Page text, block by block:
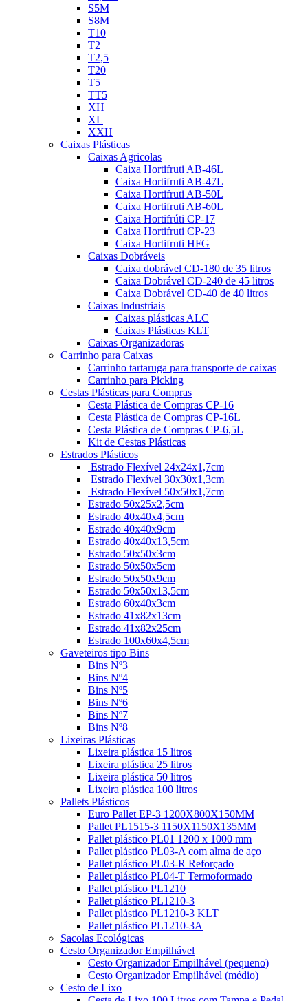
S5M
S8M
T10
T2
T2,5
T20
T5
TT5
XH
XL
XXH
Caixas Plásticas
Caixas Agricolas
Caixa Hortifruti AB-46L
Caixa Hortifruti AB-47L
Caixa Hortifruti AB-50L
Caixa Hortifruti AB-60L
Caixa Hortifrúti CP-17
Caixa Hortifruti CP-23
Caixa Hortifruti HFG
Caixas Dobráveis
Caixa dobrável CD-180 de 35 litros
Caixa Dobrável CD-240 de 45 litros
Caixa Dobrável CD-40 de 40 litros
Caixas Industriais
Caixas plásticas ALC
Caixas Plásticas KLT
Caixas Organizadoras
Carrinho para Caixas
Carrinho tartaruga para transporte de caixas
Carrinho para Picking
Cestas Plásticas para Compras
Cesta Plástica de Compras CP-16
Cesta Plástica de Compras CP-16L
Cesta Plástica de Compras CP-6,5L
Kit de Cestas Plásticas
Estrados Plásticos
Estrado Flexível 24x24x1,7cm
Estrado Flexível 30x30x1,3cm
Estrado Flexível 50x50x1,7cm
Estrado 50x25x2,5cm
Estrado 40x40x4,5cm
Estrado 40x40x9cm
Estrado 40x40x13,5cm
Estrado 50x50x3cm
Estrado 50x50x5cm
Estrado 50x50x9cm
Estrado 50x50x13,5cm
Estrado 60x40x3cm
Estrado 41x82x13cm
Estrado 41x82x25cm
Estrado 100x60x4,5cm
Gaveteiros tipo Bins
Bins Nº3
Bins Nº4
Bins Nº5
Bins Nº6
Bins Nº7
Bins Nº8
Lixeiras Plásticas
Lixeira plástica 15 litros
Lixeira plástica 25 litros
Lixeira plástica 50 litros
Lixeira plástica 100 litros
Pallets Plásticos
Euro Pallet EP-3 1200X800X150MM
Pallet PL1515-3 1150X1150X135MM
Pallet plástico PL01 1200 x 1000 mm
Pallet plástico PL03-A com alma de aço
Pallet plástico PL03-R Reforçado
Pallet plástico PL04-T Termoformado
Pallet plástico PL1210
Pallet plástico PL1210-3
Pallet plástico PL1210-3 KLT
Pallet plástico PL1210-3A
Sacolas Ecológicas
Cesto Organizador Empilhável
Cesto Organizador Empilhável (pequeno)
Cesto Organizador Empilhável (médio)
Cesto de Lixo